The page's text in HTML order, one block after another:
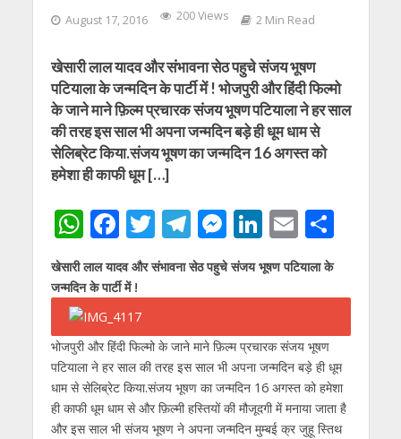
August 17, 2016 200 Views 2 Min Read
खेसारी लाल यादव और संभावना सेठ पहुचे संजय भूषण
पटियाला के जन्मदिन के पार्टी में ! भोजपुरी और हिंदी फिल्मो
के जाने माने फ़िल्म प्रचारक संजय भूषण पटियाला ने हर साल
की तरह इस साल भी अपना जन्मदिन बड़े ही धूम धाम से
सेलिब्रेट किया.संजय भूषण का जन्मदिन 16 अगस्त को
हमेशा ही काफी धूम […]
W
h
at
s
A
p
p
F
ac
e
b
o
o
k
T
w
itt
er
T
el
e
gr
a
m
M
e
ss
e
n
g
er
Li
n
k
e
dI
n
E
m
ai
l
S
h
ar
e
खेसारी लाल यादव और संभावना सेठ पहुचे संजय भूषण पटियाला के
जन्मदिन के पार्टी में !
भोजपुरी और हिंदी फिल्मो के जाने माने फ़िल्म प्रचारक संजय भूषण
पटियाला ने हर साल की तरह इस साल भी अपना जन्मदिन बड़े ही धूम
धाम से सेलिब्रेट किया.संजय भूषण का जन्मदिन 16 अगस्त को हमेशा
ही काफी धूम धाम से और फ़िल्मी हस्तियों की मौजूदगी में मनाया जाता है
और इस साल भी संजय भूषण ने अपना जन्मदिन मुम्बई क्र जुहू स्तिथ